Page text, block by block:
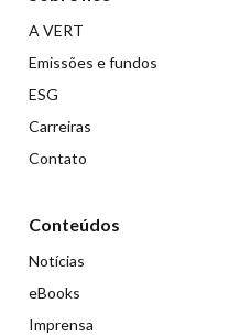
A VERT
Emissões e fundos
ESG
Carreiras
Contato
Conteúdos
Notícias
eBooks
Imprensa